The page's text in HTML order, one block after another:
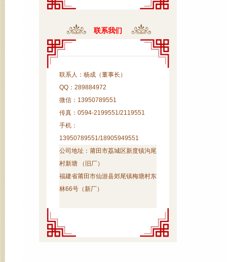
联系我们
联系人：杨成（董事长）
QQ：289884972
微信：13950789551
传真：0594-2199551/2119551
手机：
13950789551/18905949551
公司地址： 莆田市荔城区新度镇沟尾
村新塘 （旧厂）
福建省莆田市仙游县郊尾镇梅塘村东
林66号（新厂）